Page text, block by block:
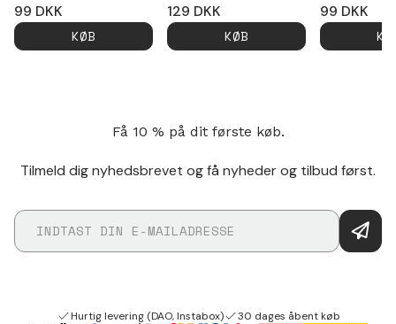
99 DKK
KØB
129 DKK
KØB
99 DKK
Få 10 % på dit første køb.
Tilmeld dig nyhedsbrevet og få nyheder og tilbud først.
Hurtig levering (DAO, Instabox) 30 dages åbent køb